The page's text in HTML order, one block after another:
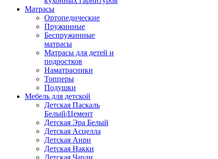
Матраcы
Ортопедические
Пружинные
Беспружинные
матрасы
Матрасы для детей и
подростков
Наматрасники
Топперы
Подушки
Мебель для детской
Детская Паскаль
Белый/Цемент
Детская Эра Белый
Детская Асцелла
Детская Анри
Детская Накки
Детская Чарли